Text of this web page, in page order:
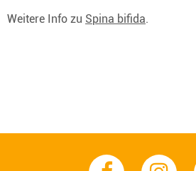
Weitere Info zu Spina bifida.